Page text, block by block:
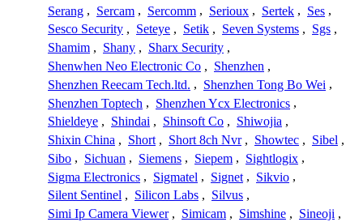
Serang , Sercam , Sercomm , Serioux , Sertek , Ses ,
Sesco Security , Seteye , Setik , Seven Systems , Sgs ,
Shamim , Shany , Sharx Security ,
Shenwhen Neo Electronic Co , Shenzhen ,
Shenzhen Reecam Tech.ltd. , Shenzhen Tong Bo Wei ,
Shenzhen Toptech , Shenzhen Ycx Electronics ,
Shieldeye , Shindai , Shinsoft Co , Shiwojia ,
Shixin China , Short , Short 8ch Nvr , Showtec , Sibel ,
Sibo , Sichuan , Siemens , Siepem , Sightlogix ,
Sigma Electronics , Sigmatel , Signet , Sikvio ,
Silent Sentinel , Silicon Labs , Silvus ,
Simi Ip Camera Viewer , Simicam , Simshine , Sineoji ,